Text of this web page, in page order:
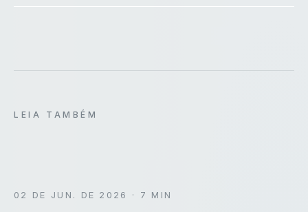
LEIA TAMBÉM
02 DE JUN. DE 2026 · 7 MIN